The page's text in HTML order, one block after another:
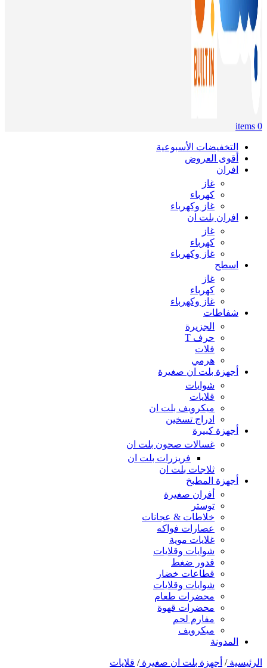
0
items
التخفيضات الأسبوعية
أقوى العروض
افران
غاز
كهرباء
غاز وكهرباء
افران بلت ان
غاز
كهرباء
غاز وكهرباء
اسطح
غاز
كهرباء
غاز وكهرباء
شفاطات
الجزيرة
حرف T
فلات
هرمي
أجهزة بلت ان صغيرة
شوايات
قلايات
ميكرويف بلت ان
ادراج تسخين
أجهزة كبيرة
غسالات صحون بلت ان
فريزرات بلت ان
ثلاجات بلت ان
أجهزة المطبخ
أفران صغيرة
توستر
خلاطات & عجانات
عصارات فواكه
غلايات موية
شوايات وقلايات
قدور ضغط
قطاعات خضار
شوايات وقلايات
محضرات طعام
محضرات قهوة
مفارم لحم
ميكرويف
المدونة
الرئيسية/ أجهزة بلت ان صغيرة/ قلايات